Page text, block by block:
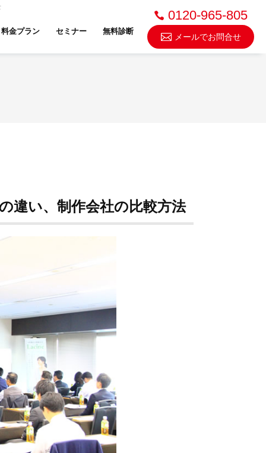
料金プラン セミナー 無料診断
0120-965-805
メールでお問合せ
違い、制作会社の比較方法